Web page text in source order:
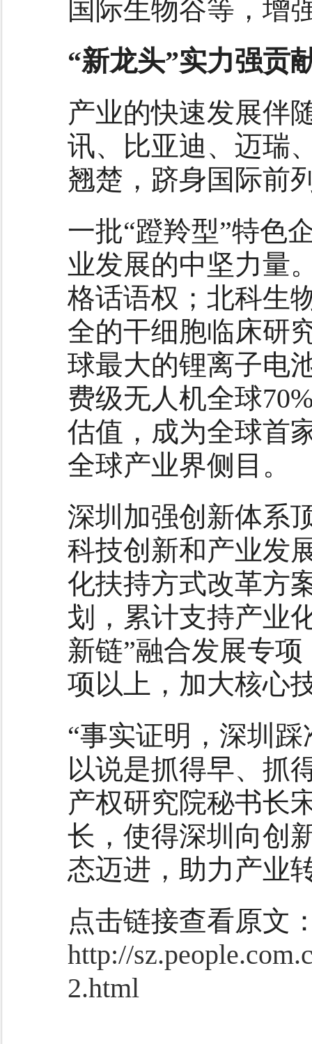
国际生物谷等，增
“新龙头”实力强贡
产业的快速发展伴
讯、比亚迪、迈瑞
翘楚，跻身国际前
一批“蹬羚型”特色
业发展的中坚力量
格话语权；北科生
全的干细胞临床研
球最大的锂离子电
费级无人机全球
估值，成为全球首
全球产业界侧目。
深圳加强创新体系
科技创新和产业发
化扶持方式改革方
划，累计支持产业
新链”融合发展专
项以上，加大核心
“事实证明，深圳
以说是抓得早、抓
产权研究院秘书长
长，使得深圳向创
态迈进，助力产业
点击链接查看原文
http://
2.html